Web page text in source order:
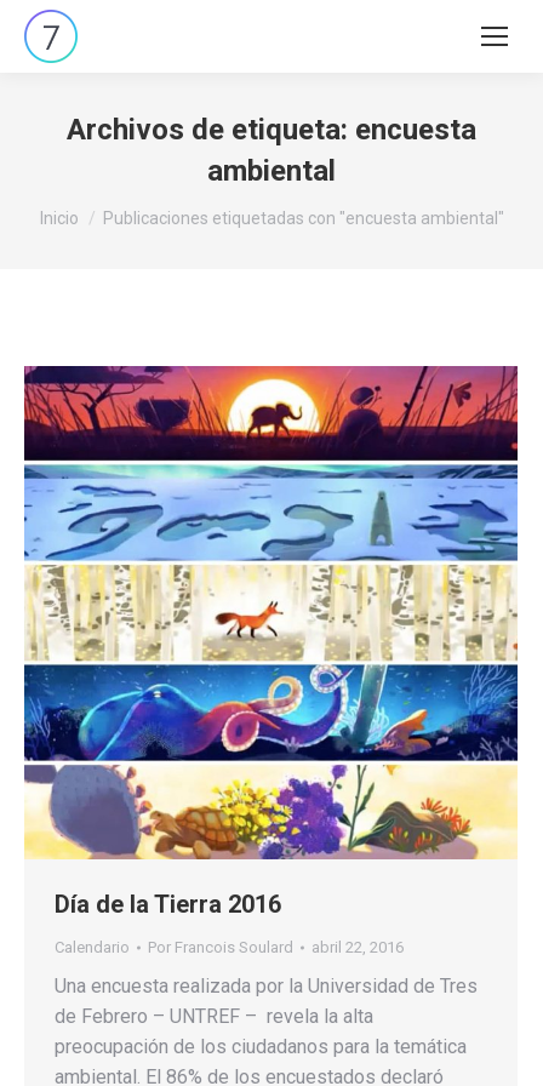
Buscar:
Archivos de etiqueta: encuesta
ambiental
Estás aquí:
Inicio Publicaciones etiquetadas con "encuesta ambiental"
Día de la Tierra 2016
Calendario Por Francois Soulard abril 22, 2016
Una encuesta realizada por la Universidad de Tres
de Febrero – UNTREF – revela la alta
preocupación de los ciudadanos para la temática
ambiental. El 86% de los encuestados declaró